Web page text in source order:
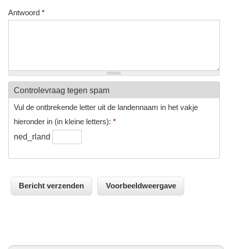
Antwoord *
Controlevraag tegen spam
Vul de ontbrekende letter uit de landennaam in het vakje
hieronder in (in kleine letters): *
ned_rland